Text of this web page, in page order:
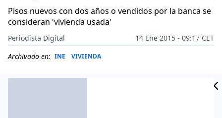
Pisos nuevos con dos años o vendidos por la banca se
consideran 'vivienda usada'
Periodista Digital
14 Ene 2015 - 09:17 CET
Archivado en: INE VIVIENDA